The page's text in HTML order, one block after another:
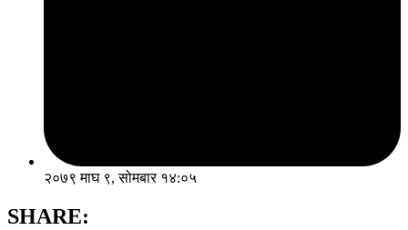
२०७९ माघ ९, सोमबार १४:०५
SHARE: